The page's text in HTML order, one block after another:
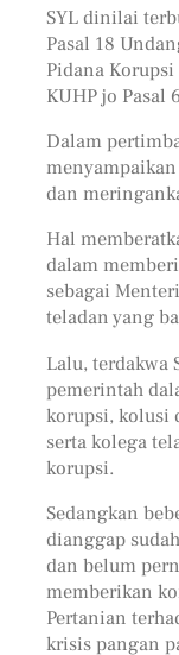
SYL dinilai
Pasal 18
Pidana
KUHP jo Pasal
Dalam
dan
Hal
dalam
sebagai
teladan yang
Lalu, terdakwa
pemerintah
korupsi, kolusi
serta kolega
korupsi.
Sedangkan
dianggap
dan belum
memberikan
Pertanian
krisis pangan